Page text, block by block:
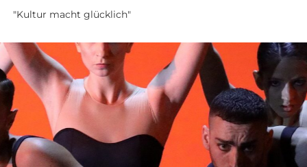
"Kultur macht glücklich"